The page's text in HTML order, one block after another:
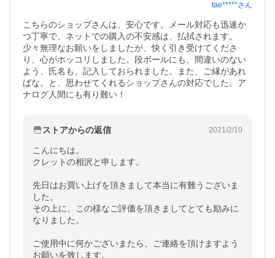
tae*****さん
こちらのショップさんは、安心です。メール対応も迅速か
つ丁寧で、ネットでの購入の不安感は、払拭されます。
少々無理なお願いをしましたが、快く引き受けてくださ
り、心がホッコリしました。段ボールにも、間違いのない
よう、氏名も、記入しておられました。また、ご縁があれ
ばな。と、思わせてくれるショップさんの対応でした。ア
ナログ人間にも有り難い！
ストアからの返信 2021/2/10
こんにちは。
クレットの相沢と申します。
先日はお買い上げを頂きまして本当に有難うございま
した。
その上に、この様なご評価を頂きましてとても励みに
なりました。
ご使用中に何かございまたら、ご連絡を頂けますよう
お願いを致します。